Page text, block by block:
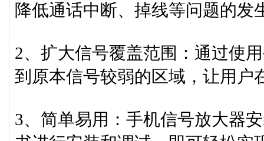
降低通话中断、掉线等问题的发
2、扩大信号覆盖范围：通过使
到原本信号较弱的区域，让用户
3、简单易用：手机信号放大器